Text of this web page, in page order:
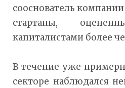
сооснователь
стартапы,
капиталистами более
В течение уже
секторе наблюдался